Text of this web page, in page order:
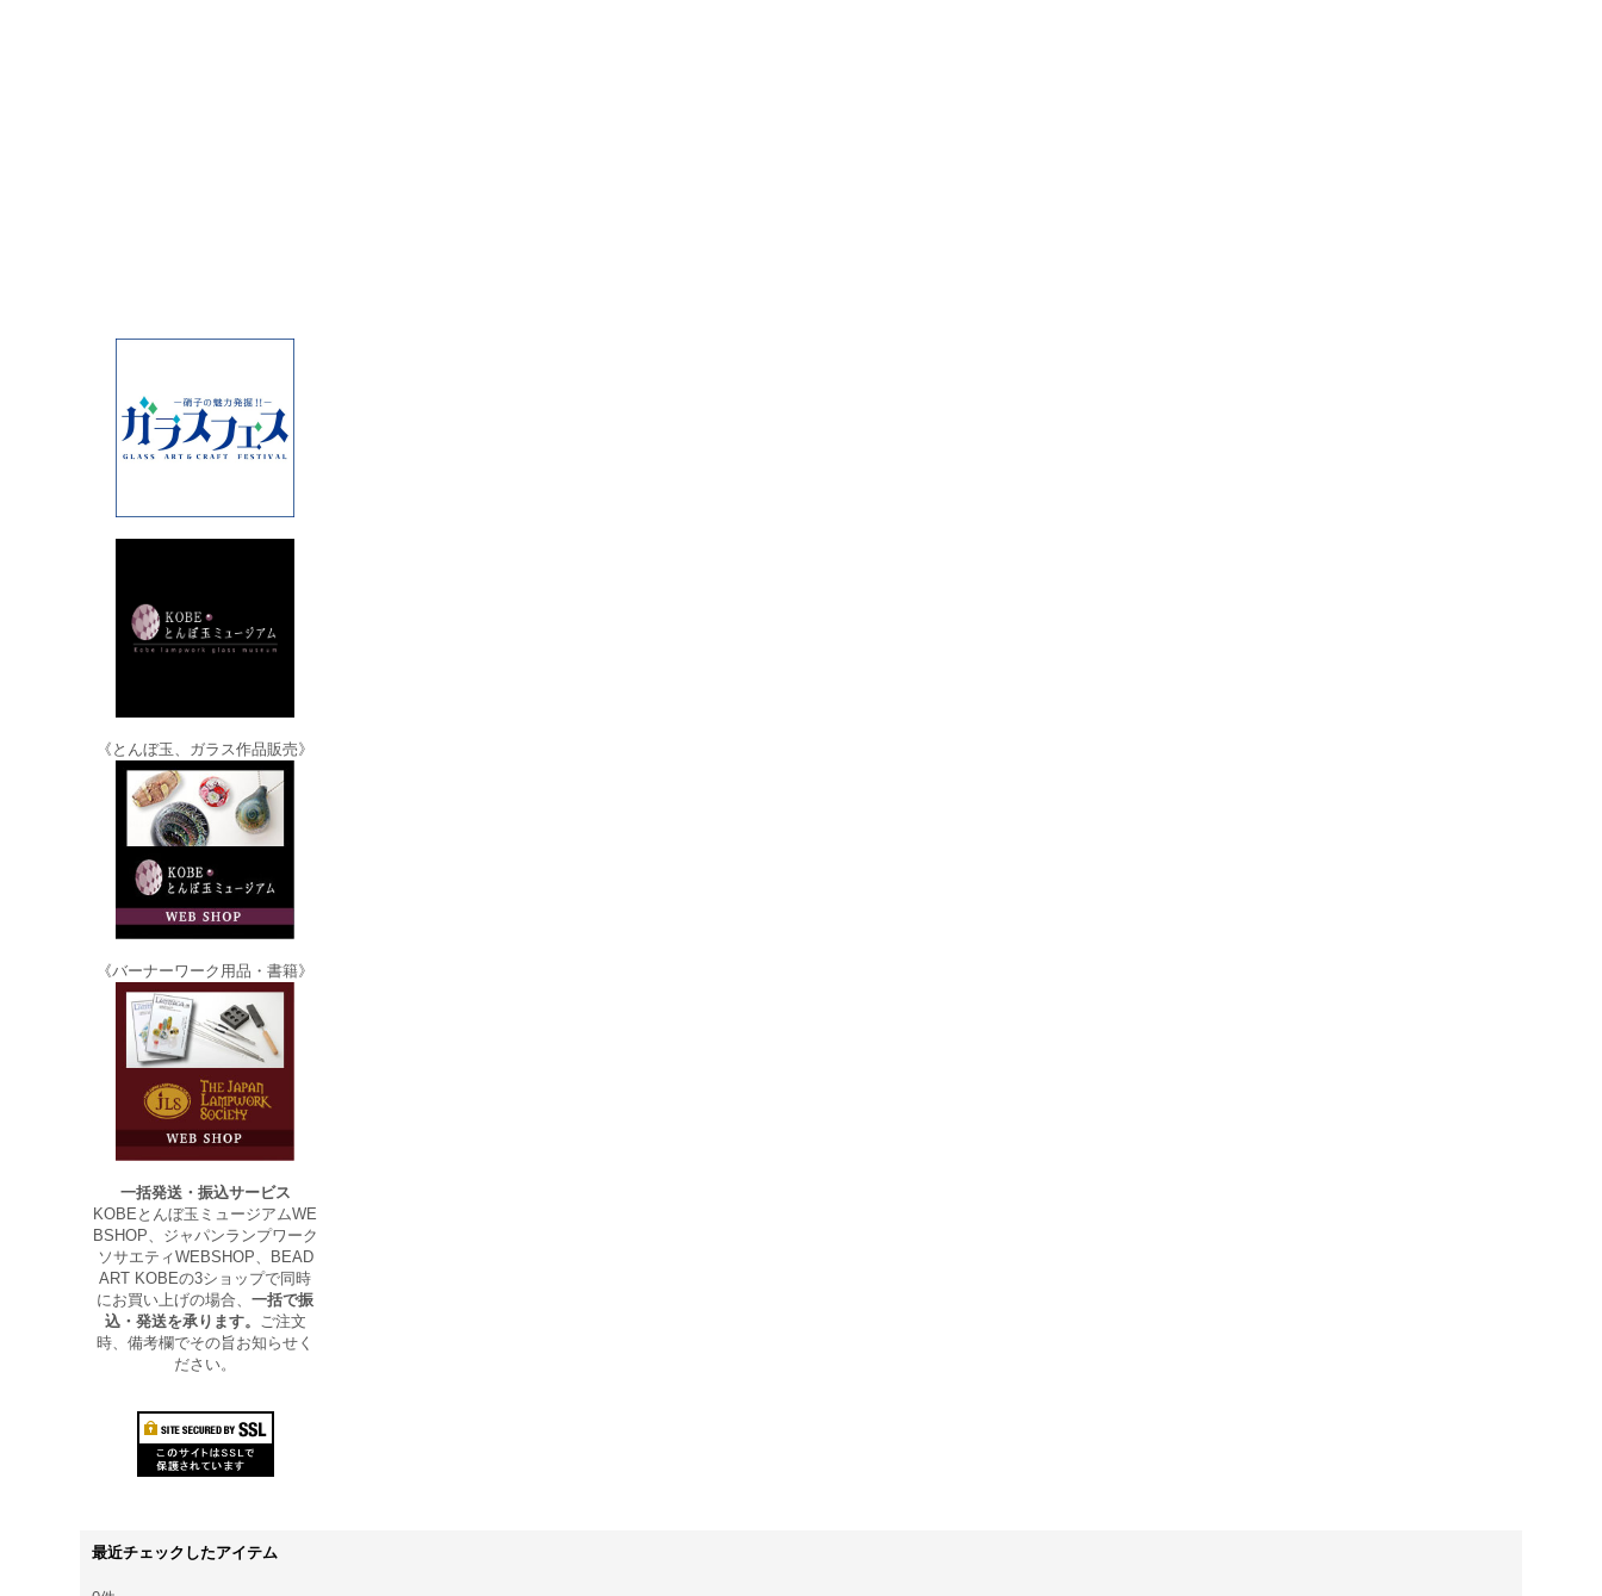
《とんぼ玉、ガラス作品販売》
《バーナーワーク用品・書籍》
一括発送・振込サービス
KOBEとんぼ玉ミュージアムWE
BSHOP、ジャパンランプワーク
ソサエティWEBSHOP、BEAD
ART KOBEの3ショップで同時
にお買い上げの場合、一括で振
込・発送を承ります。 ご注文
時、備考欄でその旨お知らせく
ださい。
最近チェックしたアイテム